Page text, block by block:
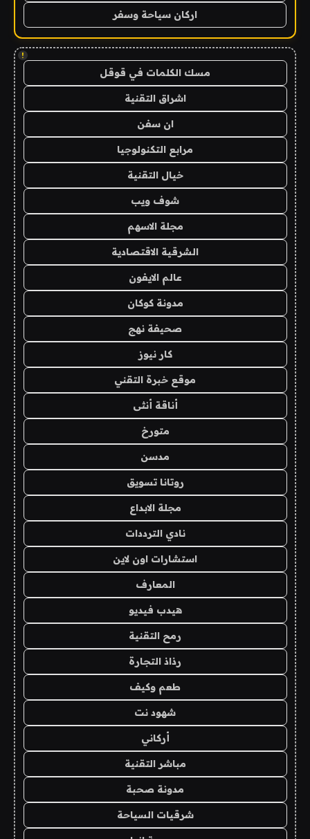
اركان سياحة وسفر
!
مسك الكلمات في قوقل
اشراق التقنية
ان سفن
مرابع التكنولوجيا
خيال التقنية
شوف ويب
مجلة الاسهم
الشرقية الاقتصادية
عالم الايفون
مدونة كوكان
صحيفة نهج
كار نيوز
موقع خبرة التقني
أناقة أنثى
متورخ
مدسن
روتانا تسويق
مجلة الابداع
نادي الترددات
استشارات اون لاين
المعارف
هيدب فيديو
رمح التقنية
رذاذ التجارة
طعم وكيف
شهود نت
أركاني
مباشر التقنية
مدونة صحبة
شرقيات السياحة